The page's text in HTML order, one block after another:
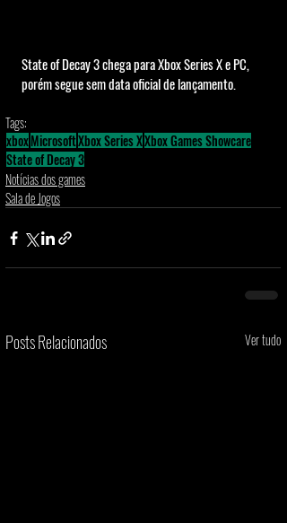
State of Decay 3 chega para Xbox Series X e PC,
porém segue sem data oficial de lançamento.
Tags:
xboxMicrosoftXbox Series XXbox Games Showcare
State of Decay 3
Notícias dos games
Sala de Jogos
Posts Relacionados Ver tudo